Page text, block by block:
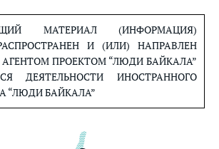
МАТЕРИАЛ (ИНФОРМАЦИЯ)
И (ИЛИ) НАПРАВЛЕН
ПРОЕКТОМ “ЛЮДИ БАЙКАЛА”
ДЕЯТЕЛЬНОСТИ ИНОСТРАННОГО
“ЛЮДИ БАЙКАЛА”